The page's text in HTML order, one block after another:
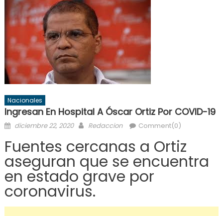
Nacionales
Ingresan En Hospital A Óscar Ortiz Por COVID-19
Posted
diciembre 22, 2020 Author
Redaccion Comment(0)
Fuentes cercanas a Ortiz
aseguran que se encuentra
en estado grave por
coronavirus.